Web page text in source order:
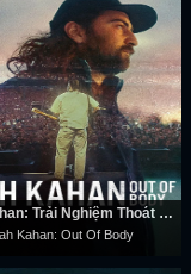
Noah Kahan: Trải Nghiệm Thoát Xác
Kahan: Out Of Body